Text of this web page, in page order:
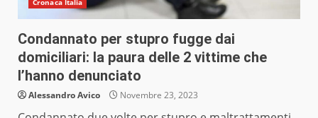
Cronaca Italia
Condannato per stupro fugge dai
domiciliari: la paura delle 2 vittime che
l’hanno denunciato
Alessandro Avico Novembre 23, 2023